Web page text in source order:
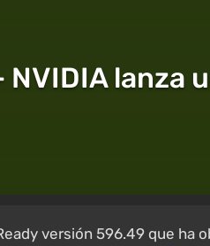
NVIDIA lanza
versión 596.49 que ha